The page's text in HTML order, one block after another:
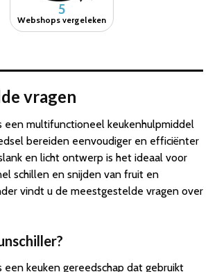
5
Webshops vergeleken
vragen
een multifunctioneel keukenhulpmiddel
bereiden eenvoudiger en efficiënter
en licht ontwerp is het ideaal voor
schillen en snijden van fruit en
vindt u de meestgestelde vragen over
een keuken gereedschap dat gebruikt